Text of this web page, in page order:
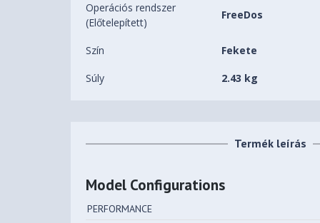
Operációs rendszer
(Előtelepített)
FreeDos
Szín Fekete
Súly 2.43 kg
Termék leírás
Model Configurations
PERFORMANCE